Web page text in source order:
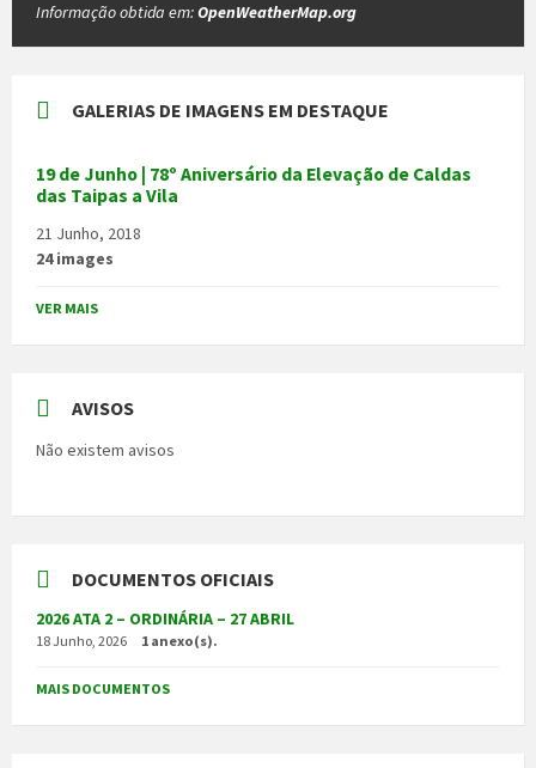
Informação obtida em:OpenWeatherMap.org
GALERIAS DE IMAGENS EM DESTAQUE
19 de Junho | 78º Aniversário da Elevação de Caldas
das Taipas a Vila
21 Junho, 2018
24 images
VER MAIS
AVISOS
Não existem avisos
DOCUMENTOS OFICIAIS
2026 ATA 2 – ORDINÁRIA – 27 ABRIL
18 Junho, 2026 1 anexo(s).
MAIS DOCUMENTOS